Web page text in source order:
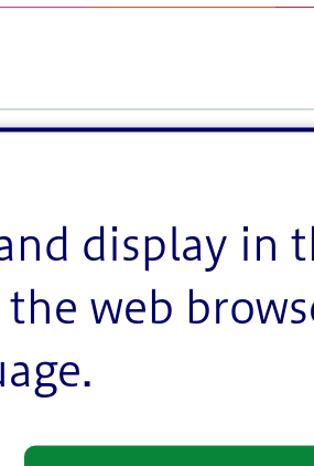
display in
the web